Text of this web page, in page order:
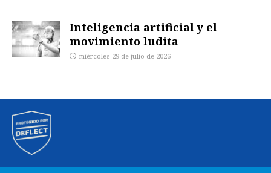
Inteligencia artificial y el
movimiento ludita
miércoles 29 de julio de 2026